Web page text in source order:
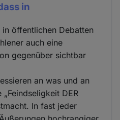
in
in öffentlichen Debatten
auch eine
gegenüber sichtbar
an was und an
DER
In fast jeder